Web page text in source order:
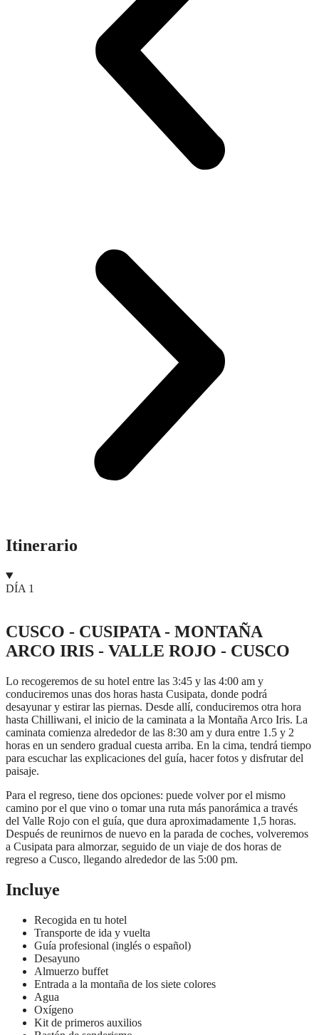
Itinerario
DÍA 1
CUSCO - CUSIPATA - MONTAÑA
ARCO IRIS - VALLE ROJO - CUSCO
Lo recogeremos de su hotel entre las 3:45 y las 4:00 am y
conduciremos unas dos horas hasta Cusipata, donde podrá
desayunar y estirar las piernas. Desde allí, conduciremos otra hora
hasta Chilliwani, el inicio de la caminata a la Montaña Arco Iris. La
caminata comienza alrededor de las 8:30 am y dura entre 1.5 y 2
horas en un sendero gradual cuesta arriba. En la cima, tendrá tiempo
para escuchar las explicaciones del guía, hacer fotos y disfrutar del
paisaje.
Para el regreso, tiene dos opciones: puede volver por el mismo
camino por el que vino o tomar una ruta más panorámica a través
del Valle Rojo con el guía, que dura aproximadamente 1,5 horas.
Después de reunirnos de nuevo en la parada de coches, volveremos
a Cusipata para almorzar, seguido de un viaje de dos horas de
regreso a Cusco, llegando alrededor de las 5:00 pm.
Incluye
Recogida en tu hotel
Transporte de ida y vuelta
Guía profesional (inglés o español)
Desayuno
Almuerzo buffet
Entrada a la montaña de los siete colores
Agua
Oxígeno
Kit de primeros auxilios